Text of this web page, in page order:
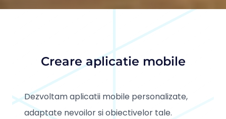
Creare aplicatie mobile
Dezvoltam aplicatii mobile personalizate,
adaptate nevoilor si obiectivelor tale.